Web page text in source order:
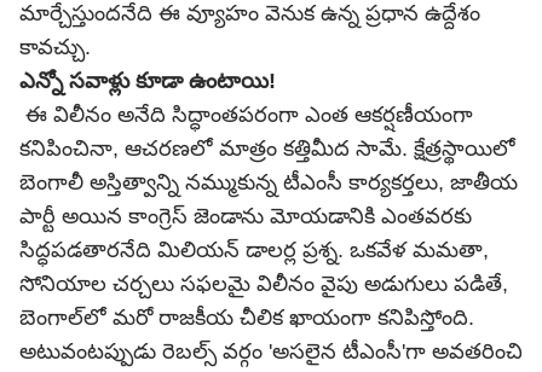
మార్చేస్తుందనేది ఈ వ్యూహం వెనుక ఉన్న ప్రధాన ఉద్దేశం
కావచ్చు.
ఎన్నో సవాళ్లు కూడా ఉంటాయి!
ఈ విలీనం అనేది సిద్ధాంతపరంగా ఎంత ఆకర్షణీయంగా
కనిపించినా, ఆచరణలో మాత్రం కత్తిమీద సామే. క్షేత్రస్థాయిలో
బెంగాలీ అస్తిత్వాన్ని నమ్ముకున్న టీఎంసీ కార్యకర్తలు, జాతీయ
పార్టీ అయిన కాంగ్రెస్ జెండాను మోయడానికి ఎంతవరకు
సిద్ధపడతారనేది మిలియన్ డాలర్ల ప్రశ్న. ఒకవేళ మమతా,
సోనియాల చర్చలు సఫలమై విలీనం వైపు అడుగులు పడితే,
బెంగాల్‌లో మరో రాజకీయ చీలిక ఖాయంగా కనిపిస్తోంది.
అటువంటప్పుడు రెబల్స్ వర్గం 'అసలైన టీఎంసీ'గా అవతరించి